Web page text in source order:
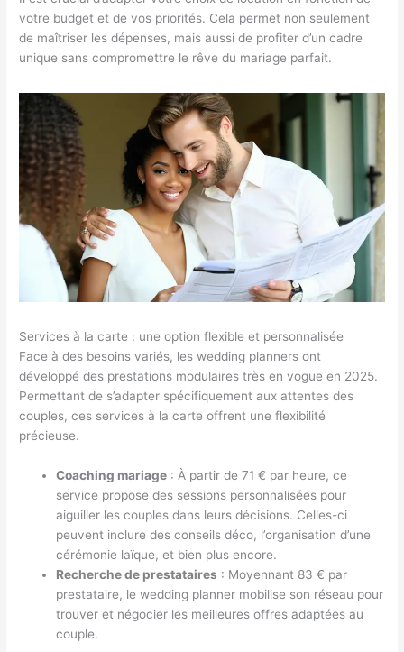
votre budget et de vos priorités. Cela permet non seulement
de maîtriser les dépenses, mais aussi de profiter d’un cadre
unique sans compromettre le rêve du mariage parfait.
Services à la carte : une option flexible et personnalisée
Face à des besoins variés, les wedding planners ont
développé des prestations modulaires très en vogue en 2025.
Permettant de s’adapter spécifiquement aux attentes des
couples, ces services à la carte offrent une flexibilité
précieuse.
Coaching mariage : À partir de 71 € par heure, ce
service propose des sessions personnalisées pour
aiguiller les couples dans leurs décisions. Celles-ci
peuvent inclure des conseils déco, l’organisation d’une
cérémonie laïque, et bien plus encore.
Recherche de prestataires : Moyennant 83 € par
prestataire, le wedding planner mobilise son réseau pour
trouver et négocier les meilleures offres adaptées au
couple.